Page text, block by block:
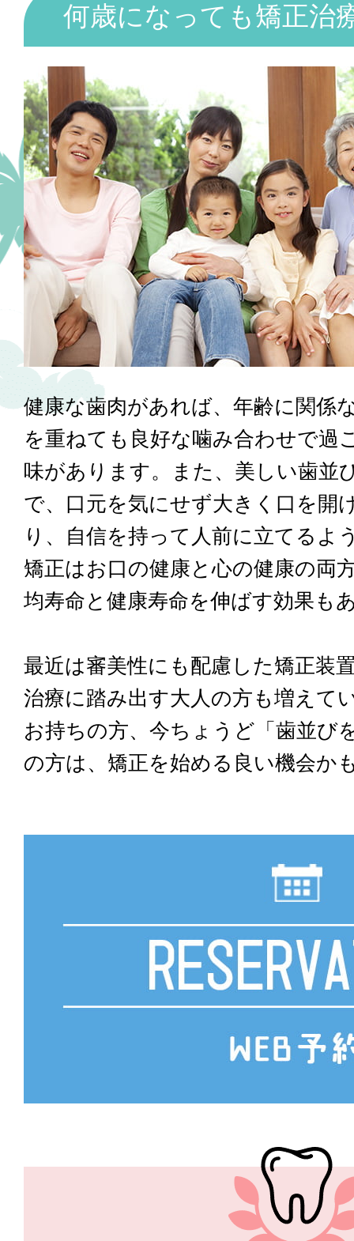
何歳になっても矯正治
健康な歯肉があれば、年齢に関係
を重ねても良好な噛み合わせで過
味があります。また、美しい歯並
で、口元を気にせず大きく口を開
り、自信を持って人前に立てるよ
矯正はお口の健康と心の健康の両
均寿命と健康寿命を伸ばす効果も
最近は審美性にも配慮した矯正装
治療に踏み出す大人の方も増えて
お持ちの方、今ちょうど「歯並び
の方は、矯正を始める良い機会か